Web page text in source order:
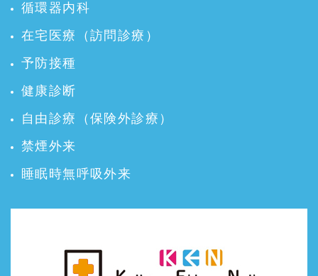
循環器内科
在宅医療（訪問診療）
予防接種
健康診断
自由診療（保険外診療）
禁煙外来
睡眠時無呼吸外来